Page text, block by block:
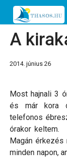
A
2014. június 26
Most hajnali 3
és már kora
telefonos
órakor keltem.
Magán
minden napon,